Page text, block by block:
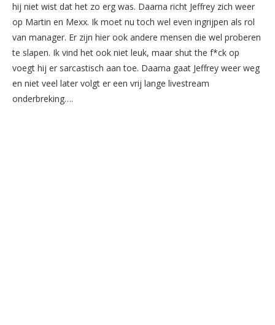
hij niet wist dat het zo erg was. Daarna richt Jeffrey zich weer
op Martin en Mexx. Ik moet nu toch wel even ingrijpen als rol
van manager. Er zijn hier ook andere mensen die wel proberen
te slapen. Ik vind het ook niet leuk, maar shut the f*ck op
voegt hij er sarcastisch aan toe. Daarna gaat Jeffrey weer weg
en niet veel later volgt er een vrij lange livestream
onderbreking….